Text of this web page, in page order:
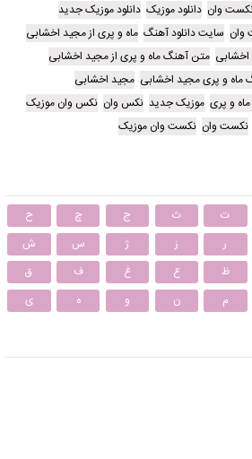
وان دانلود موزیک دانلود موزیک جدید
وان سایت دانلود آهنگ ماه و پری از مجید اخشابی
اخشابی متن آهنگ ماه و پری از مجید اخشابی
ماه و پری مجید اخشابی مجید اخشابی
و پری موزیک جدید نکس وان نکس وان موزیک
نکست وان نکست وان موزیک
ت ث ج چ
ح
ر ز ژ س
ش
ظ ع غ ف
ق
م ن و ه ی